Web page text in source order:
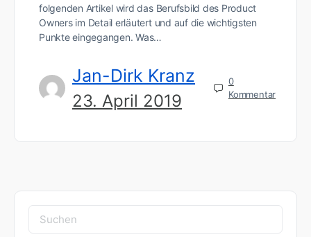
folgenden Artikel wird das Berufsbild des Product
Owners im Detail erläutert und auf die wichtigsten
Punkte eingegangen. Was…
Jan-Dirk Kranz
23. April 2019
0
Kommentar
Suchen